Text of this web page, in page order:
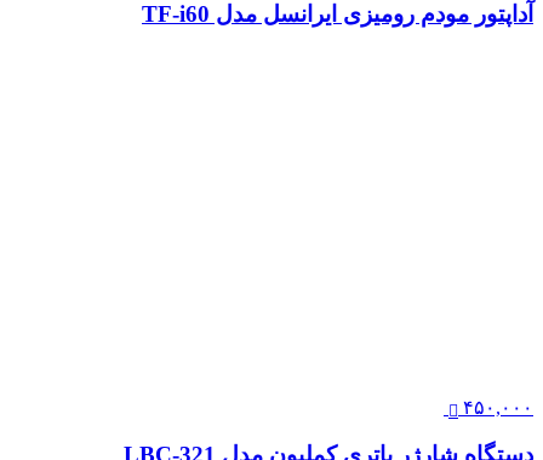
آداپتور مودم رومیزی ایرانسل مدل TF-i60
۴۵۰,۰۰۰
دستگاه شارژر باتری کملیون مدل LBC-321